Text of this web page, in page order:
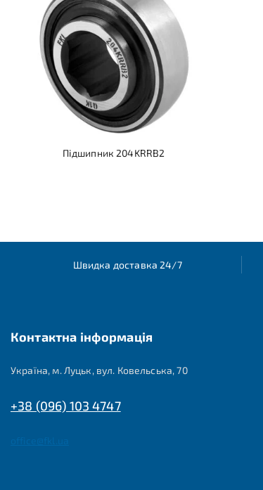
Підшипник 204KRRB2
Швидка доставка 24/7
Контактна інформація
Україна, м. Луцьк, вул. Ковельська, 70
+38 (096) 103 4747